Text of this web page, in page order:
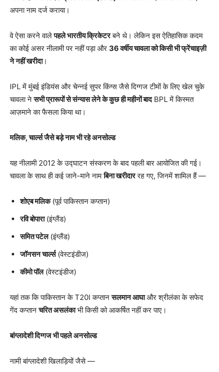
अपना नाम दर्ज कराया।
वे ऐसा करने वालेपहले भारतीय क्रिकेटरबने थे। लेकिन इस ऐतिहासिक कदम
का कोई असर नीलामी पर नहीं पड़ा और 36 वर्षीय चावला को किसी भी फ्रेंचाइज़ी
ने नहीं खरीदा।
IPL में मुंबई इंडियंस और चेन्नई सुपर किंग्स जैसे दिग्गज टीमों के लिए खेल चुके
चावला नेसभी प्रारूपों से संन्यास लेने के कुछ ही महीनों बादBPL में किस्मत
आज़माने का फैसला किया था।
मलिक,चार्ल्स जैसे बड़े नाम भी रहे अनसोल्ड
यह नीलामी 2012 के उद्घाटन संस्करण के बाद पहली बार आयोजित की गई।
चावला के साथ ही कई जाने-माने नामबिना खरीदाररह गए, जिनमें शामिल हैं —
शोएब मलिक(पूर्व पाकिस्तान कप्तान)
रवि बोपारा(इंग्लैंड)
समित पटेल(इंग्लैंड)
जॉनसन चार्ल्स(वेस्टइंडीज)
कीमो पॉल(वेस्टइंडीज)
यहां तक कि पाकिस्तान के T20I कप्तानसलमान आघाऔर श्रीलंका के सफेद
गेंद कप्तानचरित असलंकाभी किसी को आकर्षित नहीं कर पाए।
बांग्लादेशी दिग्गज भी पहले अनसोल्ड
नामी बांग्लादेशी खिलाड़ियों जैसे —